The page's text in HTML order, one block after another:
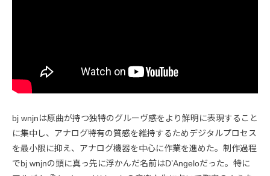
bj wnjnは原曲が持つ独特のグルーヴ感をより鮮明に表現すること
に集中し、アナログ特有の質感を維持するためデジタルプロセス
を最小限に抑え、アナログ機器を中心に作業を進めた。制作過程
でbj wnjnの頭に真っ先に浮かんだ名前はD’Angeloだった。特に